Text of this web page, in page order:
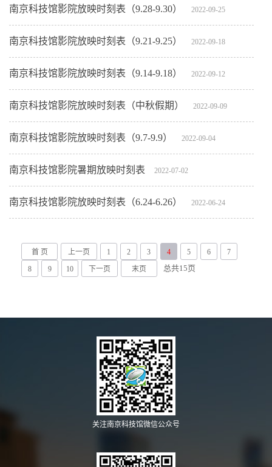
南京科技馆影院放映时刻表（9.28-9.30） 2022-09-25
南京科技馆影院放映时刻表（9.21-9.25） 2022-09-18
南京科技馆影院放映时刻表（9.14-9.18） 2022-09-12
南京科技馆影院放映时刻表（中秋假期） 2022-09-09
南京科技馆影院放映时刻表（9.7-9.9） 2022-09-04
南京科技馆影院暑期放映时刻表 2022-07-02
南京科技馆影院放映时刻表（6.24-6.26） 2022-06-24
首 页 上一页 1 2 3 4 5 6
7
8
9 10 下一页 末页 总共15页
关注南京科技馆微信公众号